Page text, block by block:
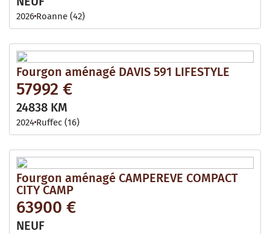
2026 Roanne (42)
Fourgon aménagé DAVIS 591 LIFESTYLE
57992 €
24838 KM
2024 Ruffec (16)
Fourgon aménagé CAMPEREVE COMPACT
CITY CAMP
63900 €
NEUF